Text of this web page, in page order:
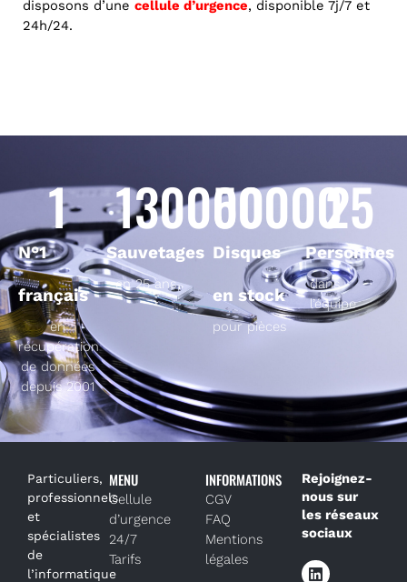
disposons d’une cellule d’urgence, disponible 7j/7 et
24h/24.
N°1
français
1
en
récupération
de données
depuis 2001
Sauvetages
130000
en 25 ans
Disques
en stock
50000
pour pièces
Personnes
25
dans
l’équipe
Particuliers,
professionnels
et
spécialistes
de
l’informatique
MENU
Cellule
d’urgence
24/7
Tarifs
INFORMATIONS
CGV
FAQ
Mentions
légales
Rejoignez-
nous sur
les réseaux
sociaux